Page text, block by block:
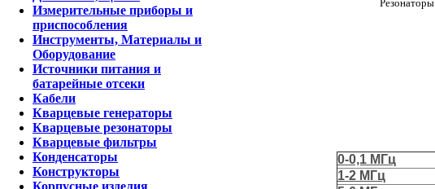
Измерительные приборы и
приспособления
Инструменты, Материалы и
Оборудование
Источники питания и
батарейные отсеки
Кабели
Кварцевые генераторы
Кварцевые резонаторы
Кварцевые фильтры
Конденсаторы
Конструкторы
Корпусные изделия
0-0,1 МГц
1-2 МГц